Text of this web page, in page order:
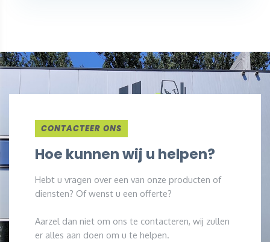
CONTACTEER ONS
Hoe kunnen wij u helpen?
Hebt u vragen over een van onze producten of
diensten? Of wenst u een offerte?
Aarzel dan niet om ons te contacteren, wij zullen
er alles aan doen om u te helpen.